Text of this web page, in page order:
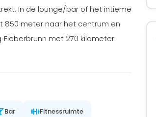
In de lounge/bar of het intieme
850 meter naar het centrum en
met 270 kilometer
Bar Fitnessruimte